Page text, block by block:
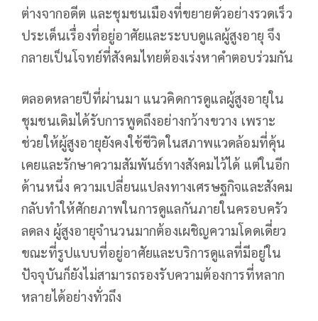
ต่างจากอดีต และชุมชนเมืองที่ขยายตัวอย่างรวดเร็ว
ประเด็นเรื่องที่อยู่อาศัยและระบบดูแลผู้สูงอายุ จึง
กลายเป็นโจทย์ที่สังคมไทยต้องเร่งหาคำตอบร่วมกัน
ตลอดหลายปีที่ผ่านมา แนวคิดการดูแลผู้สูงอายุใน
ชุมชนเดิมได้รับการพูดถึงอย่างกว้างขวาง เพราะ
ช่วยให้ผู้สูงอายุยังคงใช้ชีวิตในสภาพแวดล้อมที่คุ้น
เคยและรักษาความสัมพันธ์ทางสังคมไว้ได้ แต่ในอีก
ด้านหนึ่ง ความเปลี่ยนแปลงทางเศรษฐกิจและสังคม
กลับทำให้ศักยภาพในการดูแลกันภายในครอบครัว
ลดลง ผู้สูงอายุจำนวนมากต้องเผชิญความโดดเดี่ยว
ขณะที่รูปแบบที่อยู่อาศัยและบริการดูแลที่มีอยู่ใน
ปัจจุบันก็ยังไม่สามารถรองรับความต้องการที่หลาก
หลายได้อย่างทั่วถึง